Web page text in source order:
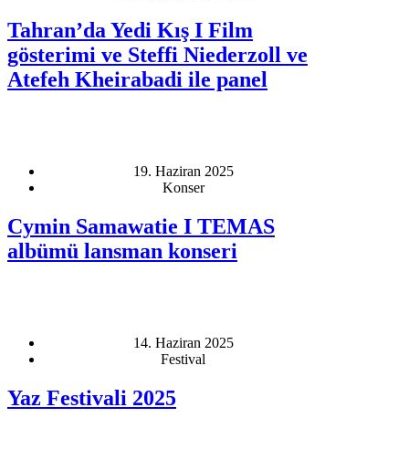
Tahran’da Yedi Kış I Film
gösterimi ve Steffi Niederzoll ve
Atefeh Kheirabadi ile panel
19. Haziran 2025
Konser
Cymin Samawatie I TEMAS
albümü lansman konseri
14. Haziran 2025
Festival
Yaz Festivali 2025